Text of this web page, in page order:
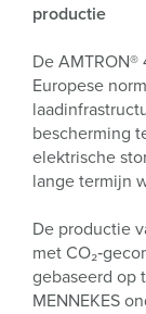
productie
De
Europese
bescherming
elektrische
lange termijn
De productie
met
gebaseerd op
MENNEKES